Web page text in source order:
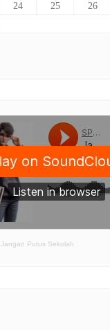
24 25 26
Jangan Putus Sekolah